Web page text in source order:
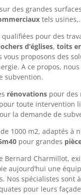
des grandes
tels
pour des
d’églises, toits
vous proposons des
A ce propos,
subvention.
rénovations pour des
toute intervention
la demande de
1000 m2, adaptés à
pour grandes
Bernard Charmillot,
aujourd’hui une
Nos spécialistes sont
pour leurs